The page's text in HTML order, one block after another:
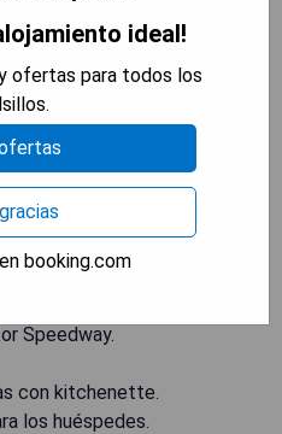
con ropa de cama,
con canales por
incluye microondas,
hotel también dispone
en todas las áreas y
Por las mañanas
además de contar
La propiedad
Speedway.
con kitchenette.
los huéspedes.
ideal!
ofertas para todos los
booking.com